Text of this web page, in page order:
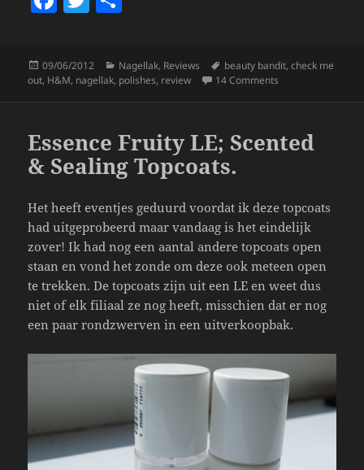
e
o
o
k
erre
Posted
on
09/06/2012 Categories
Nagellak, Reviews Tags
beauty bandit,check me
out, H&M, nagellak, polishes, review 14 Comments
Essence Fruity LE; Scented
& Sealing Topcoats.
Het heeft eventjes geduurd voordat ik deze topcoats
had uitgeprobeerd maar vandaag is het eindelijk
zover! Ik had nog een aantal andere topcoats open
staan en vond het zonde om deze ook meteen open
te trekken. De topcoats zijn uit een LE en weet dus
niet of elk filiaal ze nog heeft, misschien dat er nog
een paar rondzwerven in een uitverkoopbak.